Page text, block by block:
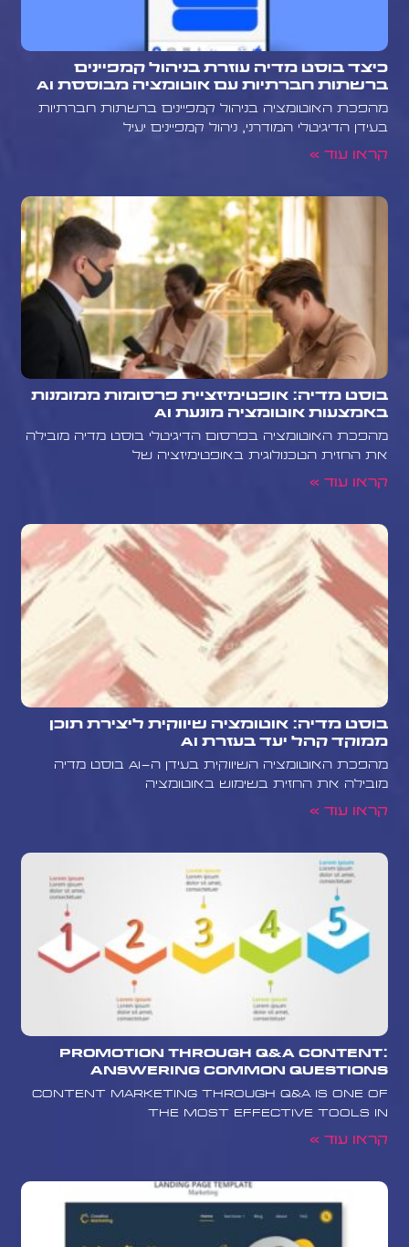
כיצד בוסט מדיה עוזרת בניהול קמפיינים
ברשתות חברתיות עם אוטומציה מבוססת AI
מהפכת האוטומציה בניהול קמפיינים ברשתות חברתיות
בעידן הדיגיטלי המודרני, ניהול קמפיינים יעיל
קראו עוד »
בוסט מדיה: אופטימיזציית פרסומות ממומנות
באמצעות אוטומציה מונעת AI
מהפכת האוטומציה בפרסום הדיגיטלי בוסט מדיה מובילה
את החזית הטכנולוגית באופטימיזציה של
קראו עוד »
בוסט מדיה: אוטומציה שיווקית ליצירת תוכן
ממוקד קהל יעד בעזרת AI
מהפכת האוטומציה השיווקית בעידן ה-AI בוסט מדיה
מובילה את החזית בשימוש באוטומציה
קראו עוד »
Promotion Through Q&A Content:
Answering Common Questions
Content marketing through Q&A is one of
the most effective tools in
קראו עוד »